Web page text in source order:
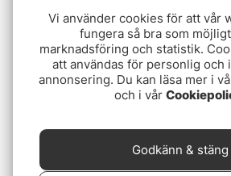
Vi använder cookies för att vår
fungera så bra som
marknadsföring och statistik.
att användas för personlig och
annonsering. Du kan läsa mer i
och i vår
Godkänn & stäng